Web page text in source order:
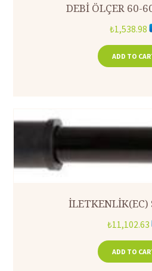
DEBİ ÖLÇER 60-
₺1,538.98
ADD TO
İLETKENLİK(EC)
₺11,102.63
ADD TO